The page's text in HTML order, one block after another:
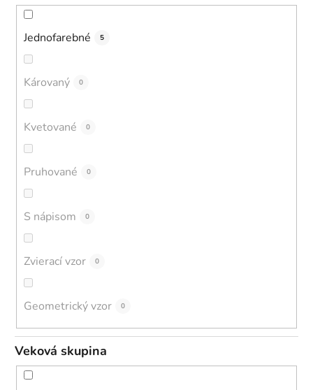
Jednofarebné 5
Károvaný 0
Kvetované 0
Pruhované 0
S nápisom 0
Zvierací vzor 0
Geometrický vzor 0
Veková skupina